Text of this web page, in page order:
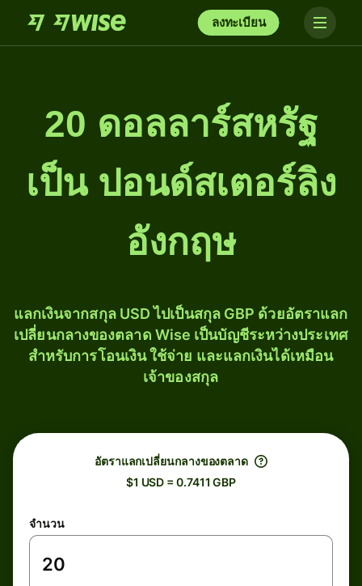
ลงทะเบียน
20 ดอลลาร์สหรัฐ
เป็น ปอนด์สเตอร์ลิง
อังกฤษ
แลกเงินจากสกุล USD ไปเป็นสกุล GBP ด้วยอัตราแลก
เปลี่ยนกลางของตลาด Wise เป็นบัญชีระหว่างประเทศ
สำหรับการโอนเงิน ใช้จ่าย และแลกเงินได้เหมือน
เจ้าของสกุล
อัตราแลกเปลี่ยนกลางของตลาด
$1 USD = 0.7411 GBP
จำนวน